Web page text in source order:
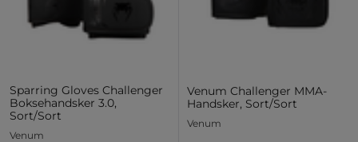
Sparring Gloves Challenger
Boksehandsker 3.0,
Sort/Sort
Venum
Venum Challenger MMA-
Handsker, Sort/Sort
Venum